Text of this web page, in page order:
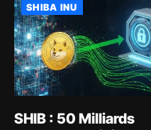
SHIBA INU
SHIB : 50 Milliards